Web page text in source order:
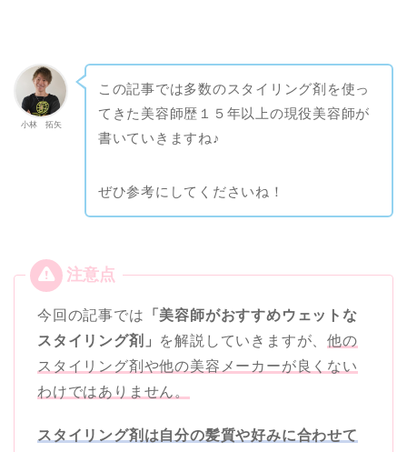
小林 拓矢
この記事では多数のスタイリング剤を使っ
てきた美容師歴１５年以上の現役美容師が
書いていきますね♪
ぜひ参考にしてくださいね！
今回の記事では 「美容師がおすすめウェットな
スタイリング剤」 を解説していきますが、他の
スタイリング剤や他の美容メーカーが良くない
わけではありません。
スタイリング剤は自分の髪質や好みに合わせて